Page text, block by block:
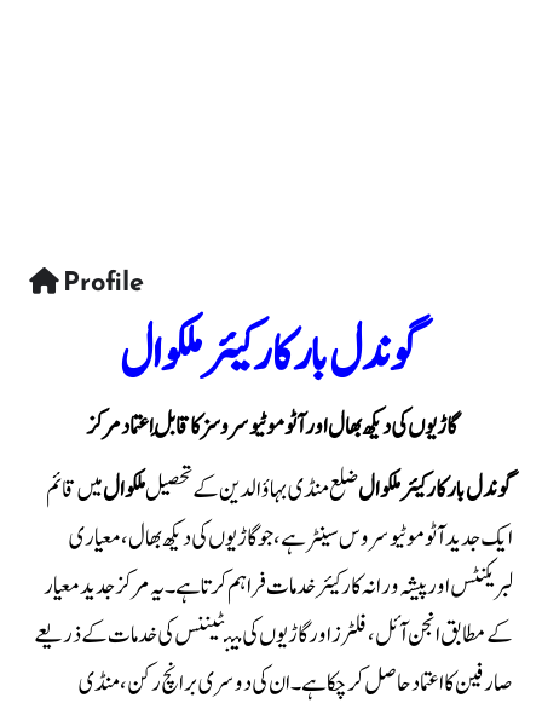
Profile
گوندل بار کار کیئر ملکوال
گاڑیوں کی دیکھ بھال اور آٹو موٹیو سروسز کا قابلِ اعتماد مرکز
گوندل بار کار کیئر ملکوالضلع منڈی بہاؤالدین کے تحصیلملکوالمیں قائم
ایک جدید آٹو موٹیو سروس سینٹر ہے، جو گاڑیوں کی دیکھ بھال، معیاری
لبریکنٹس اور پیشہ ورانہ کار کیئر خدمات فراہم کرتا ہے۔ یہ مرکز جدید معیار
کے مطابق انجن آئل، فلٹرز اور گاڑیوں کی مینٹیننس کی خدمات کے ذریعے
صارفین کا اعتماد حاصل کر چکا ہے۔ان کی دوسری برانچ رکن ، منڈی